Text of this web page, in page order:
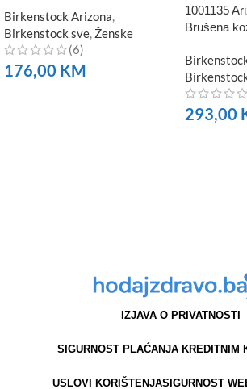
Birkenstock Arizona,
Birkenstock sve, Ženske
(6)
176,00 KM
1001135
Brušena
293,00
IZJAVA O PRIVATNOSTI
SIGURNOST PLAĆANJA KREDITNIM
USLOVI KORIŠTENJASIGURNOST